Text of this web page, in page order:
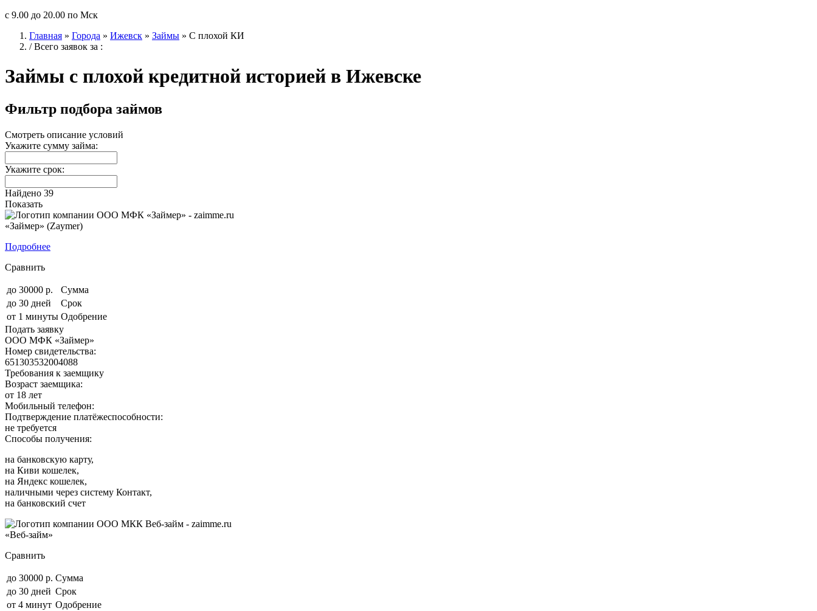
с 9.00 до 20.00 по Мск
Главная » Города » Ижевск » Займы » С плохой КИ
/ Всего заявок за :
Займы с плохой кредитной историей в Ижевске
Фильтр подбора займов
Смотреть описание условий
Укажите сумму займа:
Укажите срок:
Найдено 39
Показать
«Займер» (Zaymer)
Подробнее
Сравнить
до 30000 р.
Сумма
до 30 дней
Срок
от 1 минуты Одобрение
Подать заявку
ООО МФК «Займер»
Номер свидетельства:
651303532004088
Требования к заемщику
Возраст заемщика:
от 18 лет
Мобильный телефон:
Подтверждение платёжеспособности:
не требуется
Способы получения:
на банковскую карту,
на Киви кошелек,
на Яндекс кошелек,
наличными через систему Контакт,
на банковский счет
«Веб-займ»
Сравнить
до 30000 р. Сумма
до 30 дней Срок
от 4 минут Одобрение